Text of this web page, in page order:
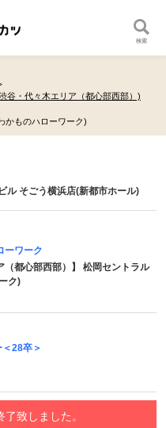
検索
・代々木エリア（都心部西部）)
かものハローワーク)
ル そごう横浜店(新都市ホール)
ーワーク
（都心部西部）】 松岡セントラル
ク)
28卒＞
致しました。